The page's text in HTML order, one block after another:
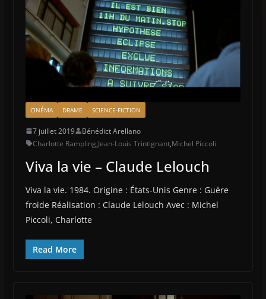
CINÉMA DRAME SCIENCE-FICTION
7 juillet 2019
Bénédict Arellano
Charlotte Rampling,Jean-Louis Trintignant,Michel Piccoli
Viva la vie – Claude Lelouch
Viva la vie. 1984. Origine : États-Unis Genre : Guère
froide Réalisation : Claude Lelouch Avec : Michel
Piccoli, Charlotte
Read More